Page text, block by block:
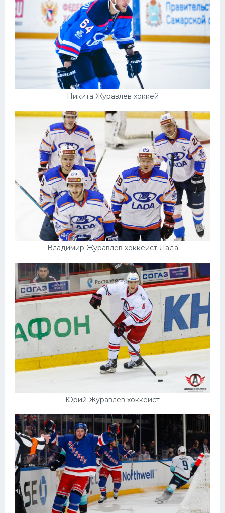
Никита Журавлев хоккей
Владимир Журавлев хоккеист Лада
Юрий Журавлев хоккеист